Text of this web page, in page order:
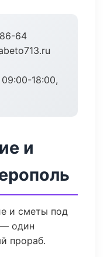
64
18:00,
и
и сметы под
один
прораб.